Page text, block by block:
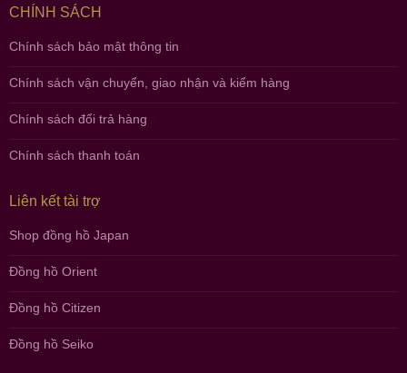
CHÍNH SÁCH
Chính sách bảo mật thông tin
Chính sách vận chuyển, giao nhận và kiểm hàng
Chính sách đổi trả hàng
Chính sách thanh toán
Liên kết tài trợ
Shop đồng hồ Japan
Đồng hồ Orient
Đồng hồ Citizen
Đồng hồ Seiko